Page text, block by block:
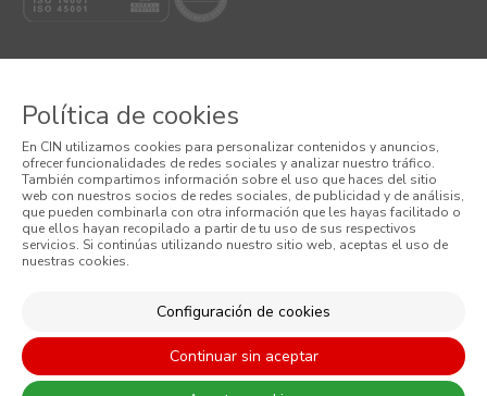
Términos y Condiciones
Política de Privacidad
Política de Cookies
Condiciones Generales de Venta
Política de cookies
En CIN utilizamos cookies para personalizar contenidos y anuncios,
ofrecer funcionalidades de redes sociales y analizar nuestro tráfico.
También compartimos información sobre el uso que haces del sitio
web con nuestros socios de redes sociales, de publicidad y de análisis,
que pueden combinarla con otra información que les hayas facilitado o
que ellos hayan recopilado a partir de tu uso de sus respectivos
servicios. Si continúas utilizando nuestro sitio web, aceptas el uso de
nuestras cookies.
Configuración de cookies
Continuar sin aceptar